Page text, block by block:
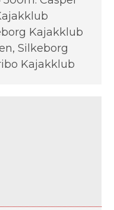
Kajakklub
Silkeborg
Kajakklub